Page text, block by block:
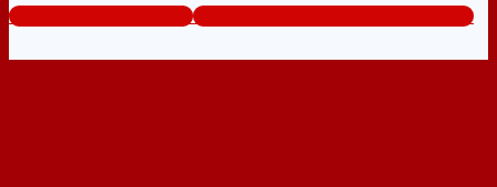
www.cuanhuavango.com Tổng đài tư vấn miễn phí: 0824.400.400